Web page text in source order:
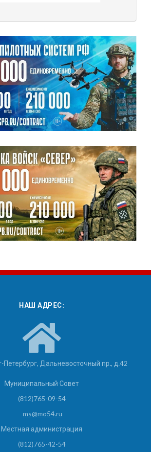
НАШ АДРЕС:
Петербург, Дальневосточный пр., д.42
Муниципальный Совет
(812)765-09-54
ms@mo54.ru
Местная администрация
(812)765-42-54